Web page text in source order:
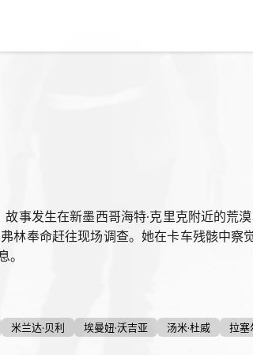
事发生在新墨西哥海特·克里克附近的荒
林奉命赶往现场调查。她在卡车残骸中察
。
米兰达·贝利 埃曼妞·沃吉亚 汤米·杜威 拉塞